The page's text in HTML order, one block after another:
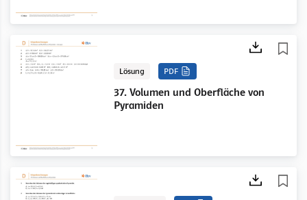
Lösung PDF
37. Volumen und Oberfläche von
Pyramiden